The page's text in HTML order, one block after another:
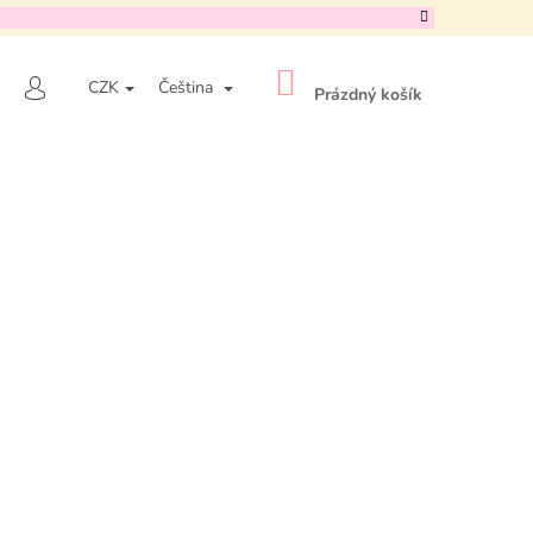
PŘIHLÁŠENÍ
CZK Čeština NÁKUPNÍ
KOŠÍK
Prázdný košík